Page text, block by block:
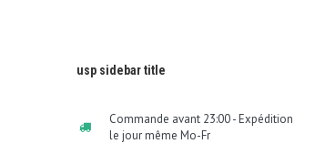
usp sidebar title
Commande avant 23:00 - Expédition
le jour même Mo-Fr